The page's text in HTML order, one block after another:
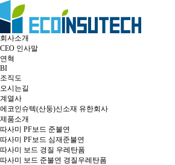
회사소개
CEO 인사말
연혁
BI
조직도
오시는길
계열사
에코인슈텍(산둥)신소재 유한회사
제품소개
따사미 PF보드 준불연
따사미 PF보드 심재준불연
따사미 보드 경질 우레탄폼
따사미 보드 준불연 경질우레탄폼